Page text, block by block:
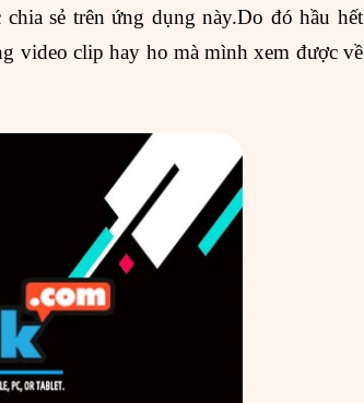
sẻ trên ứng dụng này.Do đó hầu hết
video clip hay ho mà mình xem được về